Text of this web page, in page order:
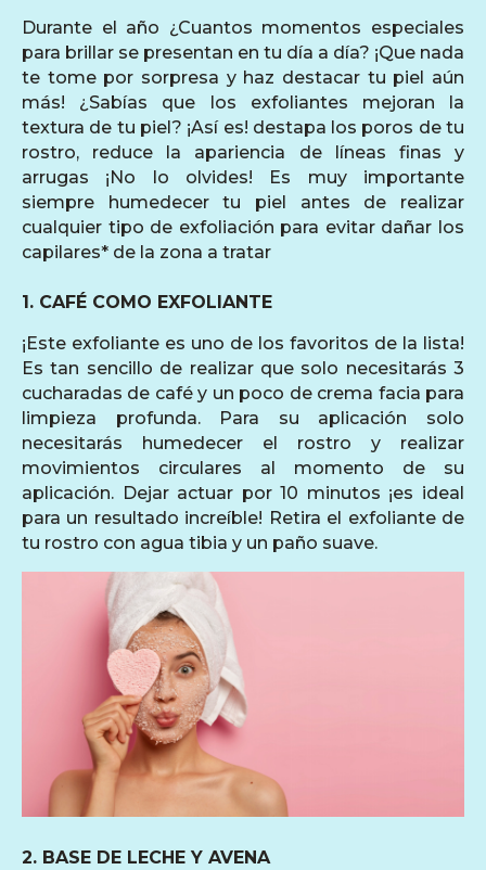
Durante el año ¿Cuantos momentos especiales
para brillar se presentan en tu día a día? ¡Que nada
te tome por sorpresa y haz destacar tu piel aún
más! ¿Sabías que los exfoliantes mejoran la
textura de tu piel? ¡Así es! destapa los poros de tu
rostro, reduce la apariencia de líneas finas y
arrugas ¡No lo olvides! Es muy importante
siempre humedecer tu piel antes de realizar
cualquier tipo de exfoliación para evitar dañar los
capilares* de la zona a tratar
1. CAFÉ COMO EXFOLIANTE
¡Este exfoliante es uno de los favoritos de la lista!
Es tan sencillo de realizar que solo necesitarás 3
cucharadas de café y un poco de crema facia para
limpieza profunda. Para su aplicación solo
necesitarás humedecer el rostro y realizar
movimientos circulares al momento de su
aplicación. Dejar actuar por 10 minutos ¡es ideal
para un resultado increíble! Retira el exfoliante de
tu rostro con agua tibia y un paño suave.
2. BASE DE LECHE Y AVENA